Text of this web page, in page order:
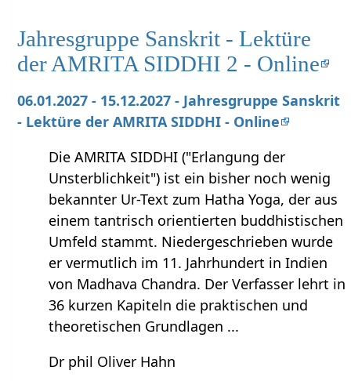
Jahresgruppe Sanskrit - Lektüre
der AMRITA SIDDHI 2 - Online
06.01.2027 - 15.12.2027 - Jahresgruppe Sanskrit
- Lektüre der AMRITA SIDDHI - Online
Die AMRITA SIDDHI ("Erlangung der
Unsterblichkeit") ist ein bisher noch wenig
bekannter Ur-Text zum Hatha Yoga, der aus
einem tantrisch orientierten buddhistischen
Umfeld stammt. Niedergeschrieben wurde
er vermutlich im 11. Jahrhundert in Indien
von Madhava Chandra. Der Verfasser lehrt in
36 kurzen Kapiteln die praktischen und
theoretischen Grundlagen ...
Dr phil Oliver Hahn